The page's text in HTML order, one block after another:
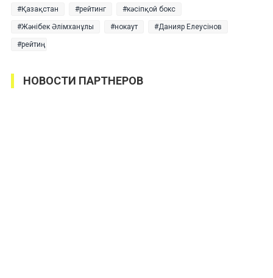
Қазақстан рейтинг кәсіпқой бокс
Жәнібек Әлімханұлы нокаут Данияр Елеусінов
рейтиң
НОВОСТИ ПАРТНЕРОВ